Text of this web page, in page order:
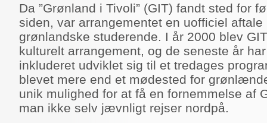
Da ”Grønland i Tivoli” (GIT) fandt sted for
siden, var arrangementet en uofficiel
grønlandske studerende. I år 2000 blev
kulturelt arrangement, og de seneste år
inkluderet udviklet sig til et tredages
blevet mere end et mødested for
unik mulighed for at få en fornemmelse af
man ikke selv jævnligt rejser nordpå.